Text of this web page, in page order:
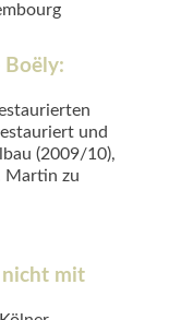
Boëly:
und
(2009/10),
Martin zu
nicht mit